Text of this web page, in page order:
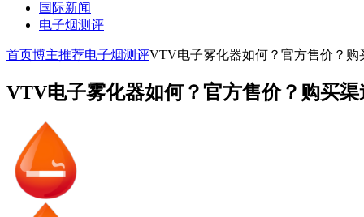
国际新闻
电子烟测评
首页博主推荐电子烟测评VTV电子雾化器如何？官方售价？购
VTV电子雾化器如何？官方售价？购买渠